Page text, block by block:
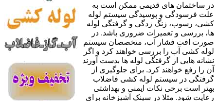
در ساختمان های قدیمی ممکن است به
علت فرسودگی و پوسیدگی سیستم لوله
کشی، رسوب، زنگ زدگی و گرفتگی لوله
ها، بررسی و تعمیرات ضروری باشد. در
صورت افت فشار آب، متخصصان سیستم
لوله کشی آب را بررسی خواهند کرد و اگر
نشانه هایی از گرفتگی لوله ها بدست آورند
آن را رفع خواهند کرد. برای جلوگیری از
گرفتگی در سیستم لوله کشی فاضلاب
بهتر است برخی نکات ایمنی و بهداشتی
رعایت شود. مثلا در سینک آشپزخانه برای